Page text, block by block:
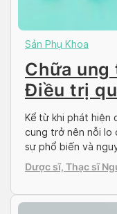
Sản Phụ Khoa
Chữa
Điều trị
ung thư
Kể từ khi phát hiện
cung trở nên nỗi lo
sự phổ biến và
hợp các kiến thức
thư theo từng […]
Dược sĩ, Thạc sĩ